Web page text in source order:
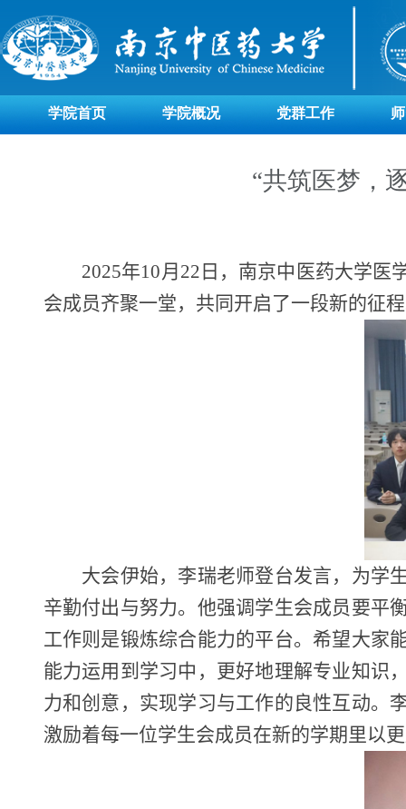
学院首页 学院概况 党群工作
“共筑医梦，
2025年10月 22 日，南京中医药大学医
会成员齐聚一堂，共同开启了一段新的征
大会伊始，李瑞老师登台发言，为学
辛勤付出与努力。他强调学生会成员要平
工作则是锻炼综合能力的平台。希望大家
能力运用到学习中，更好地理解专业知识
力和创意，实现学习与工作的良性互动。
激励着每一位学生会成员在新的学期里以